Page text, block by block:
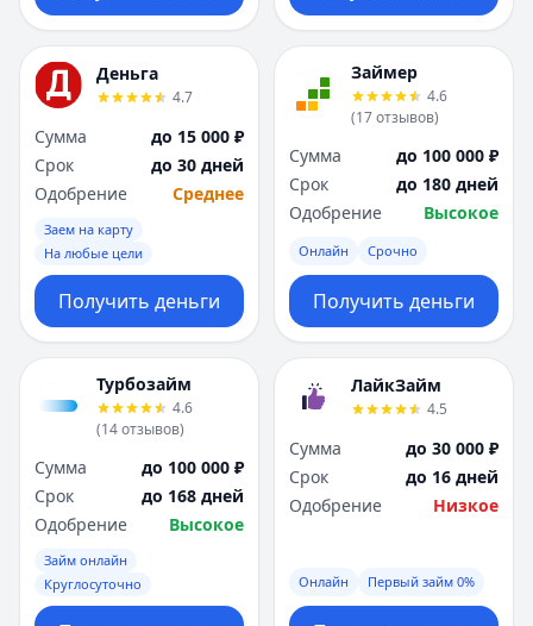
Деньга
4.7
Сумма
до 15 000 ₽
Срок
до 30 дней
Одобрение
Среднее
Заем на карту
На любые цели
Получить деньги
Займер
4.6
(17отзывов)
Сумма
до 100 000 ₽
Срок
до 180 дней
Одобрение
Высокое
Онлайн Срочно
Получить деньги
Турбозайм
4.6
(14отзывов)
Сумма
до 100 000 ₽
Срок
до 168 дней
Одобрение
Высокое
Займ онлайн
Круглосуточно
ЛайкЗайм
4.5
Сумма
до 30 000 ₽
Срок
до 16 дней
Одобрение
Низкое
Онлайн Первый займ 0%